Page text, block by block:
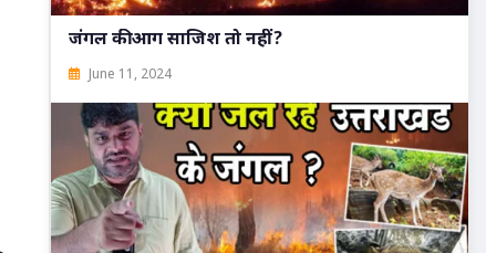
जंगल की आग साजिश तो नहीं?
June 11, 2024